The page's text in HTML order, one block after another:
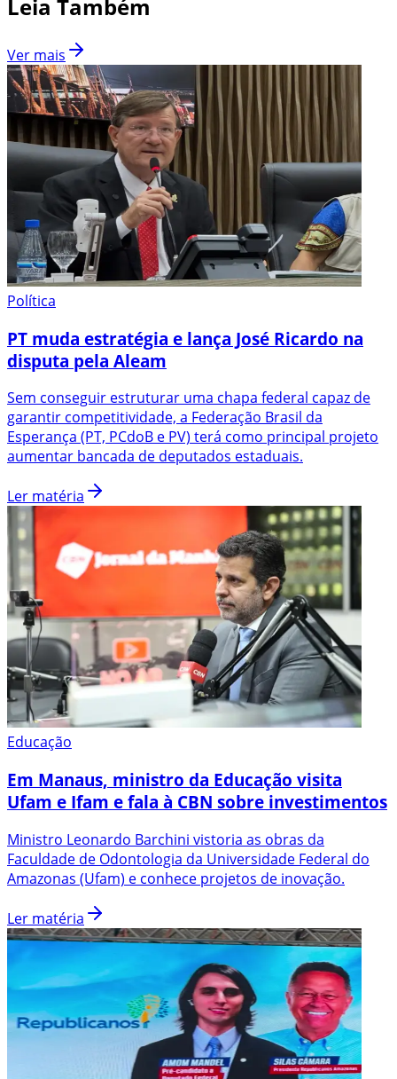
Leia Também
Ver mais
Política
PT muda estratégia e lança José Ricardo na
disputa pela Aleam
Sem conseguir estruturar uma chapa federal capaz de
garantir competitividade, a Federação Brasil da
Esperança (PT, PCdoB e PV) terá como principal projeto
aumentar bancada de deputados estaduais.
Ler matéria
Educação
Em Manaus, ministro da Educação visita
Ufam e Ifam e fala à CBN sobre investimentos
Ministro Leonardo Barchini vistoria as obras da
Faculdade de Odontologia da Universidade Federal do
Amazonas (Ufam) e conhece projetos de inovação.
Ler matéria